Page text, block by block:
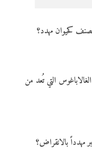
كحيوان مهدد؟
التي تُعد من
مهدداً بالانقراض؟